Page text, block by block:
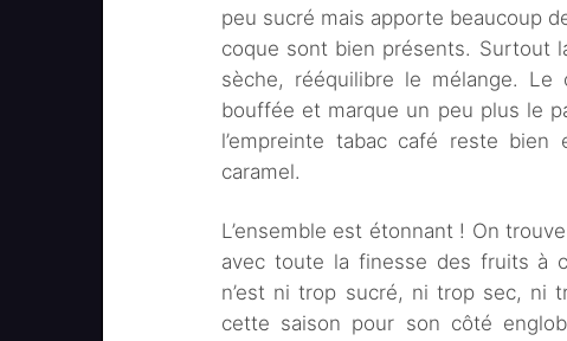
peu sucré mais apporte beaucoup
coque sont bien présents. Surtout
sèche, rééquilibre le mélange.
bouffée et marque un peu plus le
l’empreinte tabac café reste
caramel.
L’ensemble est étonnant ! On
avec toute la finesse des fruits à
n’est ni trop sucré, ni trop sec, ni
cette saison pour son côté